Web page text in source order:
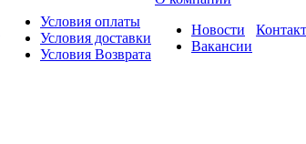
Условия оплаты
Условия доставки
Условия Возврата
Новости
Вакансии